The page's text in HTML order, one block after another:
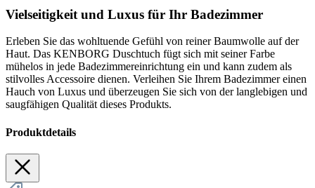
Vielseitigkeit und Luxus für Ihr Badezimmer
Erleben Sie das wohltuende Gefühl von reiner Baumwolle auf der
Haut. Das KENBORG Duschtuch fügt sich mit seiner Farbe
mühelos in jede Badezimmereinrichtung ein und kann zudem als
stilvolles Accessoire dienen. Verleihen Sie Ihrem Badezimmer einen
Hauch von Luxus und überzeugen Sie sich von der langlebigen und
saugfähigen Qualität dieses Produkts.
Produktdetails